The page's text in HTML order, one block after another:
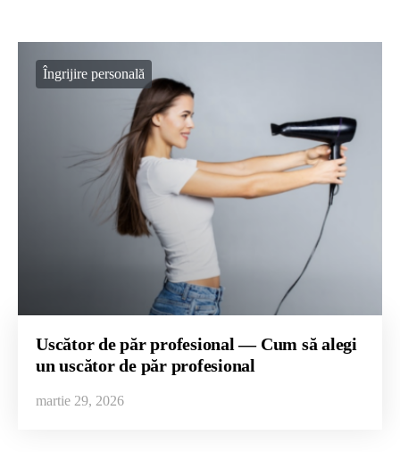
Îngrijire personală
Uscător de păr profesional — Cum să alegi
un uscător de păr profesional
martie 29, 2026